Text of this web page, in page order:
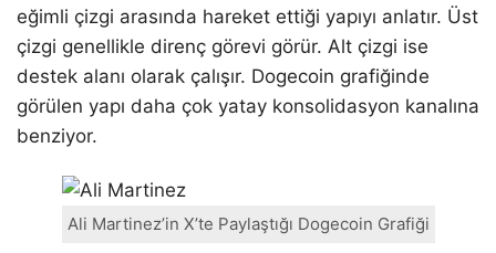
eğimli çizgi arasında hareket ettiği yapıyı anlatır. Üst
çizgi genellikle direnç görevi görür. Alt çizgi ise
destek alanı olarak çalışır. Dogecoin grafiğinde
görülen yapı daha çok yatay konsolidasyon kanalına
benziyor.
Ali Martinez’in X’te Paylaştığı Dogecoin Grafiği